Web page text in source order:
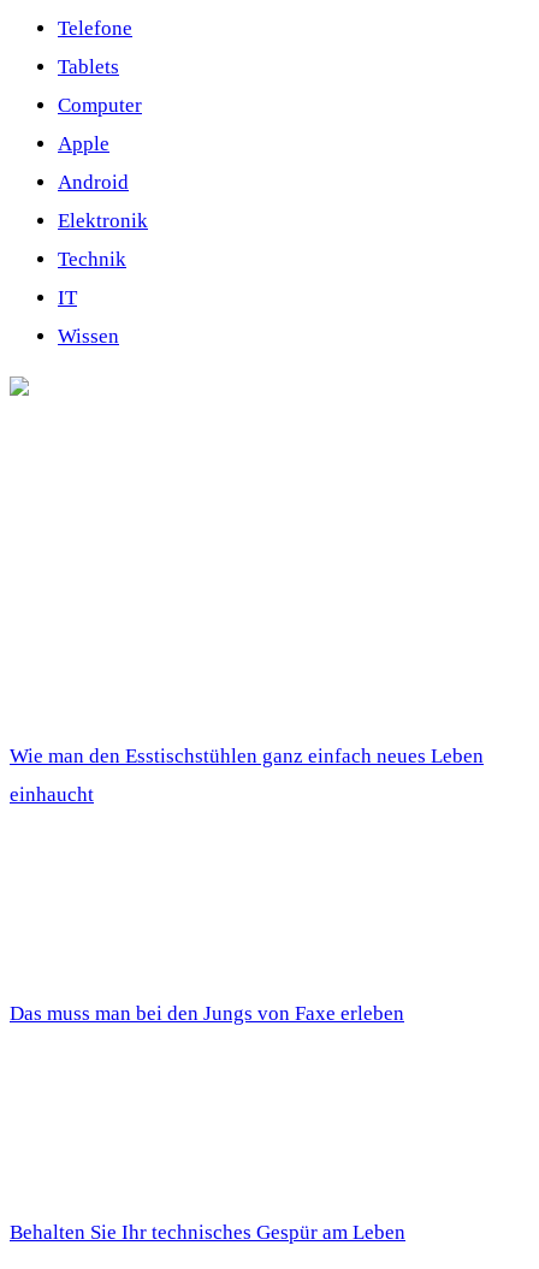
Telefone
Tablets
Computer
Apple
Android
Elektronik
Technik
IT
Wissen
Wie man den Esstischstühlen ganz einfach neues Leben
einhaucht
Das muss man bei den Jungs von Faxe erleben
Behalten Sie Ihr technisches Gespür am Leben